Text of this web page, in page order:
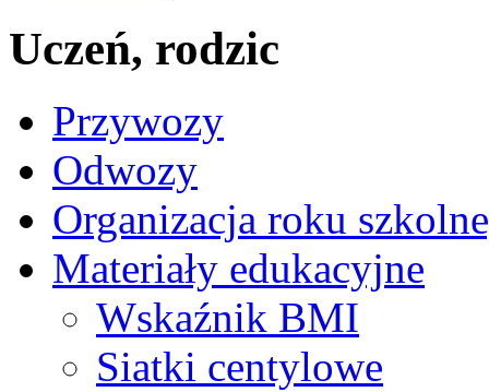
Uczeń, rodzic
Przywozy
Odwozy
Organizacja roku
Materiały edukacyjne
Wskaźnik BMI
Siatki centylowe